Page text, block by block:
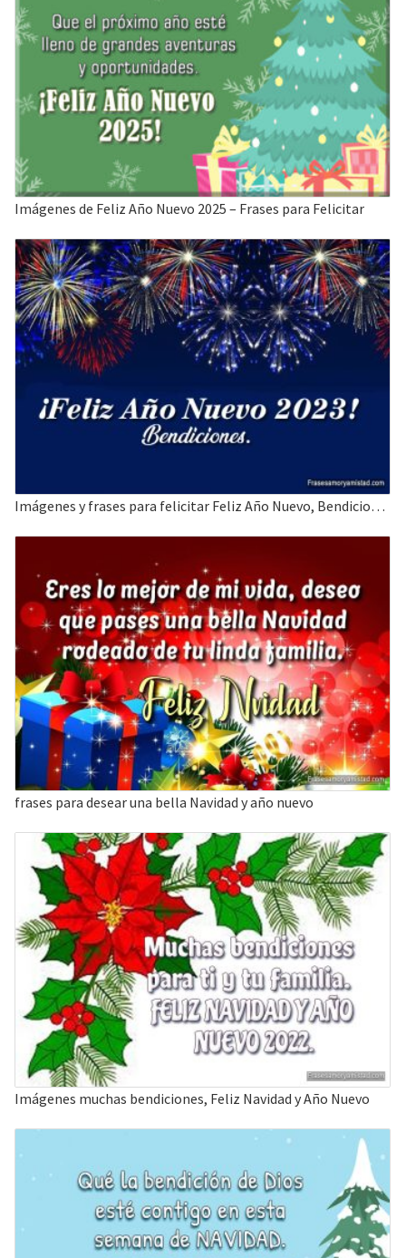
Imágenes de Feliz Año Nuevo 2025 – Frases para Felicitar
Imágenes y frases para felicitar Feliz Año Nuevo, Bendiciones.
frases para desear una bella Navidad y año nuevo
Imágenes muchas bendiciones, Feliz Navidad y Año Nuevo